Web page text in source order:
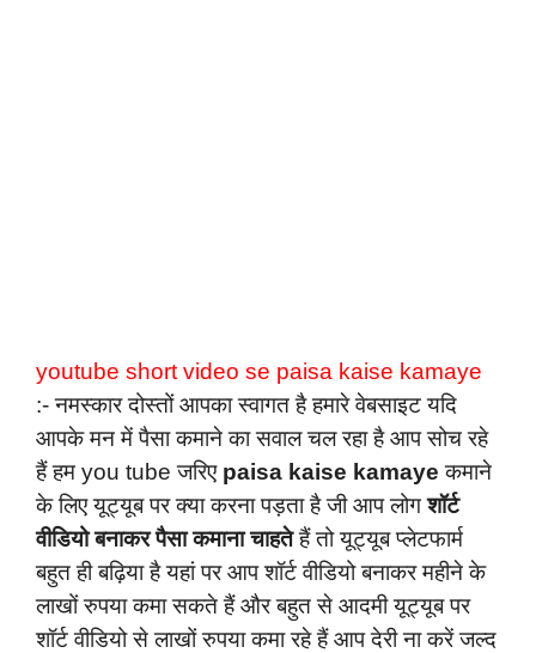
youtube short video se paisa kaise kamaye
:- नमस्कार दोस्तों आपका स्वागत है हमारे वेबसाइट यदि
आपके मन में पैसा कमाने का सवाल चल रहा है आप सोच रहे
हैं हम you tube जरिए paisa kaise kamaye कमाने
के लिए यूट्यूब पर क्या करना पड़ता है जी आप लोगशॉर्ट
वीडियो बनाकर पैसा कमाना चाहतेहैं तो यूट्यूब प्लेटफार्म
बहुत ही बढ़िया है यहां पर आप शॉर्ट वीडियो बनाकर महीने के
लाखों रुपया कमा सकते हैं और बहुत से आदमी यूट्यूब पर
शॉर्ट वीडियो से लाखों रुपया कमा रहे हैं आप देरी ना करें जल्द